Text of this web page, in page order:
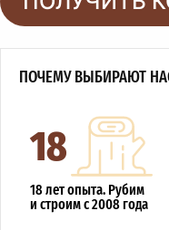
ПОЧЕМУ ВЫБИРАЮТ
18
18 лет опыта. Рубим
и строим с 2008 года